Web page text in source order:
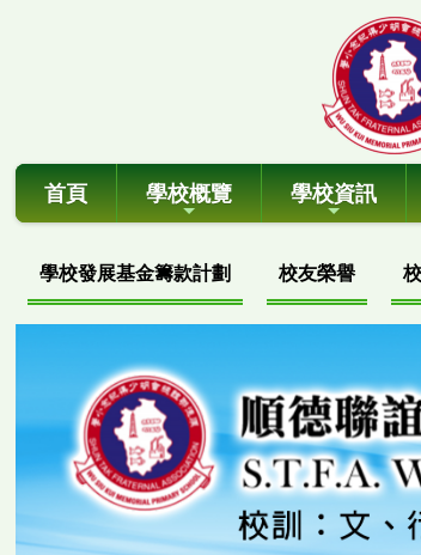
首頁 學校概覽 學校資訊
學校發展基金籌款計劃 校友榮譽